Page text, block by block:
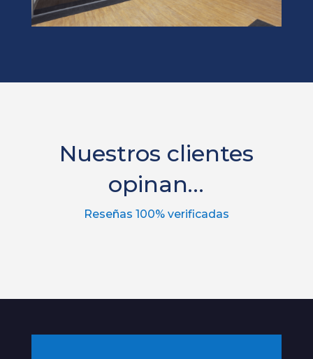
Nuestros clientes
opinan…
Reseñas 100% verificadas